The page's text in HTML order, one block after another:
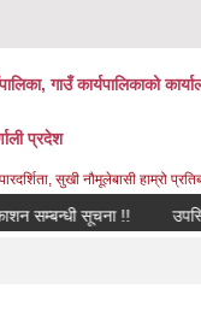
गाउँ कार्यपालिकाको
प्रदेश
सुखी नौमूलेबासी हाम्रो
सूचना !! उपस्थित भई